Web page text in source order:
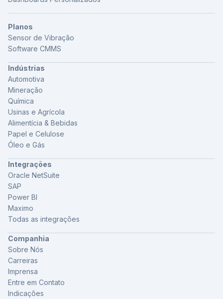
Planos
Sensor de Vibração
Software CMMS
Indústrias
Automotiva
Mineração
Química
Usinas e Agrícola
Alimentícia & Bebidas
Papel e Celulose
Óleo e Gás
Integrações
Oracle NetSuite
SAP
Power BI
Maximo
Todas as integrações
Companhia
Sobre Nós
Carreiras
Imprensa
Entre em Contato
Indicações